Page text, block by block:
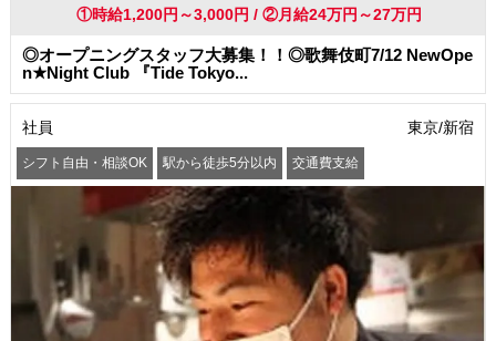
①時給1,200円～3,000円 / ②月給24万円～27万円
◎オープニングスタッフ大募集！！◎歌舞伎町7/12 NewOpe
n★Night Club 『Tide Tokyo...
社員 東京/新宿
シフト自由・相談OK 駅から徒歩5分以内 交通費支給